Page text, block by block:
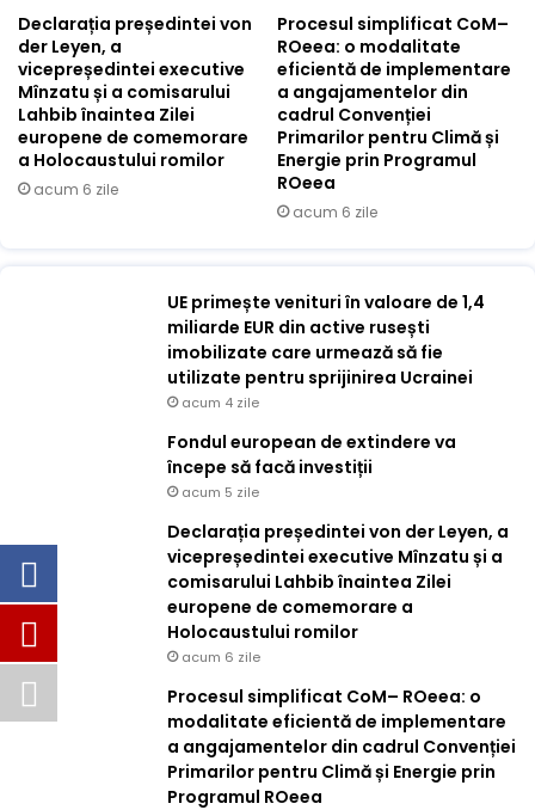
Declarația președintei von
der Leyen, a
vicepreședintei executive
Mînzatu și a comisarului
Lahbib înaintea Zilei
europene de comemorare
a Holocaustului romilor
acum 6 zile
Procesul simplificat CoM–
ROeea: o modalitate
eficientă de implementare
a angajamentelor din
cadrul Convenției
Primarilor pentru Climă și
Energie prin Programul
ROeea
acum 6 zile
UE primește venituri în valoare de 1,4
miliarde EUR din active rusești
imobilizate care urmează să fie
utilizate pentru sprijinirea Ucrainei
acum 4 zile
Fondul european de extindere va
începe să facă investiții
acum 5 zile
Declarația președintei von der Leyen, a
vicepreședintei executive Mînzatu și a
comisarului Lahbib înaintea Zilei
europene de comemorare a
Holocaustului romilor
acum 6 zile
Procesul simplificat CoM– ROeea: o
modalitate eficientă de implementare
a angajamentelor din cadrul Convenției
Primarilor pentru Climă și Energie prin
Programul ROeea